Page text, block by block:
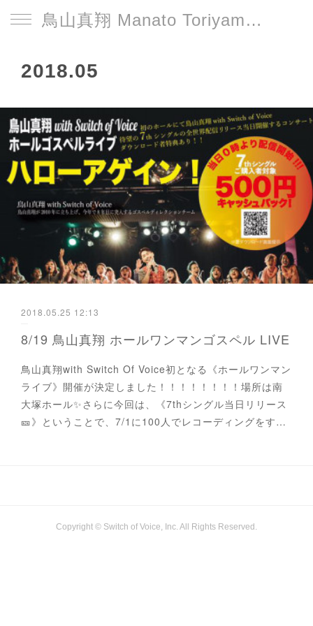
鳥山真翔 Manato Toriyama Official HP＜総合＞
2018.05
2018.05.25 12:13
8/19 鳥山真翔 ホールワンマンゴスペル LIVE
鳥山真翔with Switch Of Voice初となる《ホールワンマン
ライブ》開催が決定しました！！！！！！！！場所は南
大塚ホール✨さらに今回は、《7thシングル当日リリース
🎫》ということで、7/1に100人でレコーディングをす…
Copyright © Switch of Voice, Inc. All Rights Reserved.